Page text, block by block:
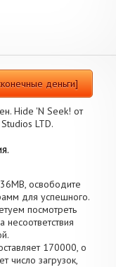
деньги]
Hide 'N Seek! от
LTD.
освободите
для успешного.
посмотреть
несоответствия
170000, о
число загрузок,